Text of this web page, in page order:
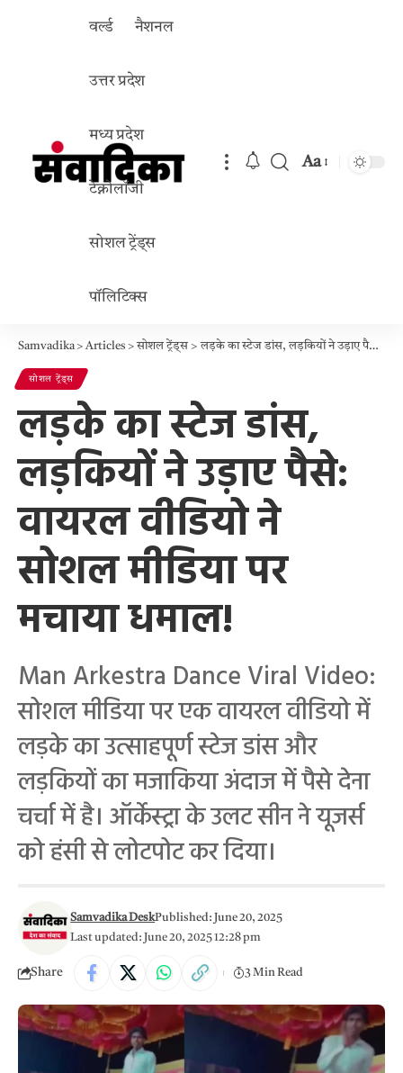
वर्ल्ड नैशनल
उत्तर प्रदेश
मध्य प्रदेश
टेक्नोलॉजी
सोशल ट्रेंड्स
पॉलिटिक्स
Aa
Samvadika>Articles >सोशल ट्रेंड्स >लड़के का स्टेज डांस, लड़कियों ने उड़ाए पैसे: वायरल वीडियो ने सोशल मीडिया पर मचाया धमाल!
सोशल ट्रेंड्स
लड़के का स्टेज डांस,
लड़कियों ने उड़ाए पैसे:
वायरल वीडियो ने
सोशल मीडिया पर
मचाया धमाल!
Man Arkestra Dance Viral Video:
सोशल मीडिया पर एक वायरल वीडियो में
लड़के का उत्साहपूर्ण स्टेज डांस और
लड़कियों का मजाकिया अंदाज में पैसे देना
चर्चा में है। ऑर्केस्ट्रा के उलट सीन ने यूजर्स
को हंसी से लोटपोट कर दिया।
Last updated: June 20, 2025 12:28 pm
Samvadika DeskPublished: June 20, 2025
Share 3 Min Read